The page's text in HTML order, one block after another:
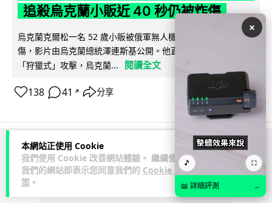
本網站正使用 Cookie
我們使用 Cookie 改善網站體驗。 繼續使用
我們的網站即表示您同意我們的 Cookie 政
策 。
追殺烏克蘭小販近 40 秒仍被炸傷
烏克蘭克爾松一名 52 歲小販被俄軍無人機追擊近 40 秒後被炸
傷，影片由烏克蘭總統澤連斯基公開。他直斥俄軍對平民進行
「狩獵式」攻擊，烏克蘭...
閱讀全文
138 41 ↗ 分享
ADVERTISEMENT
×
🎵 ⛶
📖 詳細評測 →